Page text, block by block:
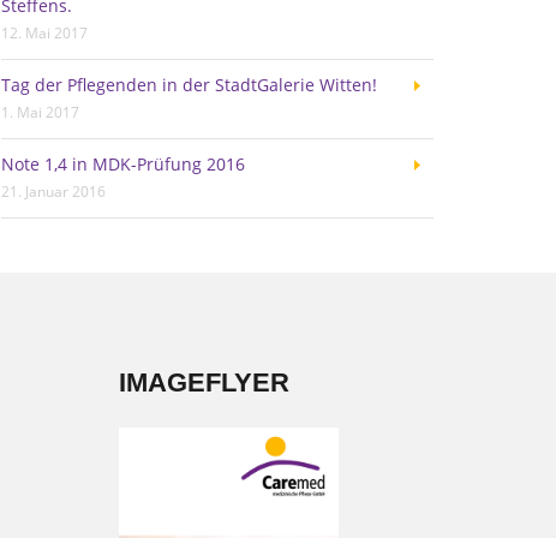
Steffens.
12. Mai 2017
Tag der Pflegenden in der StadtGalerie Witten!
1. Mai 2017
Note 1,4 in MDK-Prüfung 2016
21. Januar 2016
IMAGEFLYER